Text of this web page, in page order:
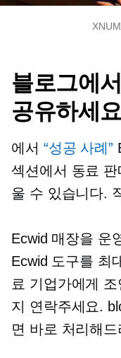
블로그에
공유하세요
에서 “성공 사례”
섹션에서 동료
울 수 있습니다.
Ecwid 매장을 운
Ecwid 도구를 최
료 기업가에게
지 연락주세요.
면 바로 처리해